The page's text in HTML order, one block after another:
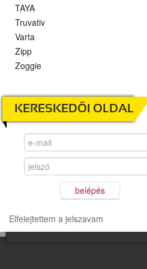
TAYA
Truvativ
Varta
Zipp
Zoggie
KERESKEDŐI OLDAL
belépés
Elfelejtettem a jelszavam